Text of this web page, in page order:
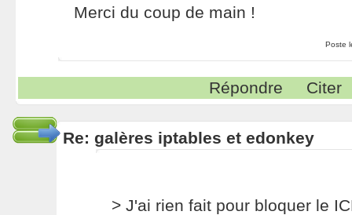
Merci du coup de main !
Poste
Répondre Citer
Re: galères iptables et edonkey
> J'ai rien fait pour bloquer le